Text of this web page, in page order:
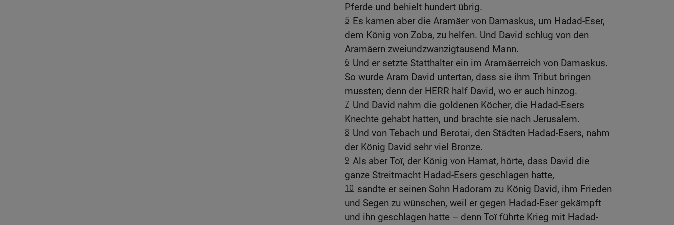
Pferde und behielt hundert übrig.
5 Es kamen aber die Aramäer von Damaskus, um Hadad-Eser,
dem König von Zoba, zu helfen. Und David schlug von den
Aramäern zweiundzwanzigtausend Mann.
6 Und er setzte Statthalter ein im Aramäerreich von Damaskus.
So wurde Aram David untertan, dass sie ihm Tribut bringen
mussten; denn der HERR half David, wo er auch hinzog.
7 Und David nahm die goldenen Köcher, die Hadad-Esers
Knechte gehabt hatten, und brachte sie nach Jerusalem.
8 Und von Tebach und Berotai, den Städten Hadad-Esers, nahm
der König David sehr viel Bronze.
9 Als aber Toï, der König von Hamat, hörte, dass David die
ganze Streitmacht Hadad-Esers geschlagen hatte,
10 sandte er seinen Sohn Hadoram zu König David, ihm Frieden
und Segen zu wünschen, weil er gegen Hadad-Eser gekämpft
und ihn geschlagen hatte – denn Toï führte Krieg mit Hadad-